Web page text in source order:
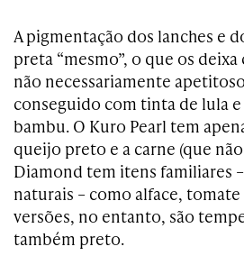
A pigmentação dos lanches e
preta “mesmo”, o que os
não necessariamente
conseguido com tinta de lula
bambu. O Kuro Pearl tem
queijo preto e a carne (que
Diamond tem itens familiares
naturais – como alface, tomate
versões, no entanto, são
também preto.